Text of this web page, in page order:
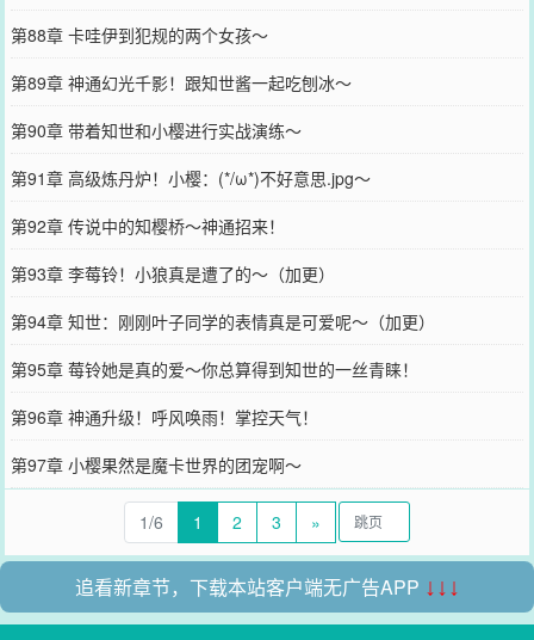
第88章 卡哇伊到犯规的两个女孩～
第89章 神通幻光千影！跟知世酱一起吃刨冰～
第90章 带着知世和小樱进行实战演练～
第91章 高级炼丹炉！小樱：(*/ω*)不好意思.jpg～
第92章 传说中的知樱桥～神通招来！
第93章 李莓铃！小狼真是遭了的～（加更）
第94章 知世：刚刚叶子同学的表情真是可爱呢～（加更）
第95章 莓铃她是真的爱～你总算得到知世的一丝青睐！
第96章 神通升级！呼风唤雨！掌控天气！
第97章 小樱果然是魔卡世界的团宠啊～
1/6 1 2 3 »
追看新章节，下载本站客户端无广告APP ↓↓↓